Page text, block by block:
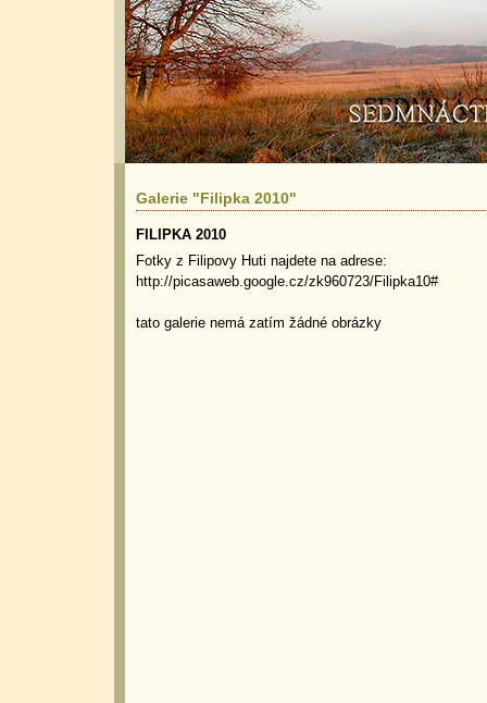
Galerie "Filipka 2010"
FILIPKA 2010
Fotky z Filipovy Huti najdete na adrese:
http://picasaweb.google.cz/zk960723/Filipka10#
tato galerie nemá zatím žádné obrázky